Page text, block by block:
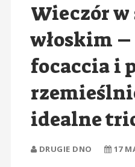
Wieczór
włoskim
focaccia i
idealne
DRUGIE DNO 17